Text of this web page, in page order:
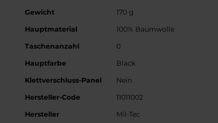
Gewicht
170 g
Hauptmaterial
100% Baumwolle
Taschenanzahl
0
Hauptfarbe
Black
Klettverschluss-Panel
Nein
Hersteller-Code
11011002
Hersteller
Mil-Tec